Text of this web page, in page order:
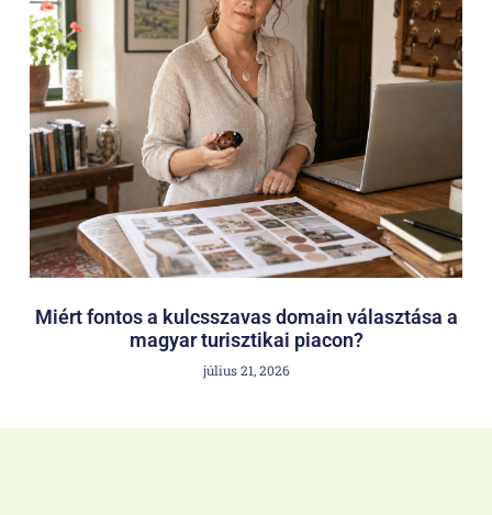
Miért fontos a kulcsszavas domain választása a
magyar turisztikai piacon?
július 21, 2026